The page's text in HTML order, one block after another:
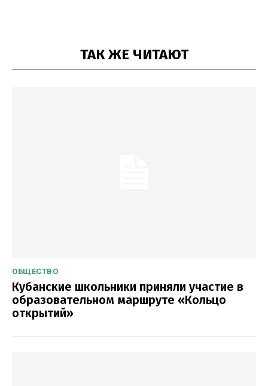
ТАК ЖЕ ЧИТАЮТ
ОБЩЕСТВО
Кубанские школьники приняли участие в
образовательном маршруте «Кольцо
открытий»